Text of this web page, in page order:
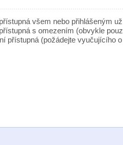
všem nebo přihlášeným
s omezením (obvykle
přístupná (požádejte vyučujícího